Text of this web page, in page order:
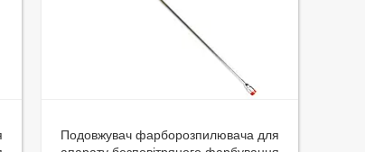
Подовжувач фарборозпилювача для